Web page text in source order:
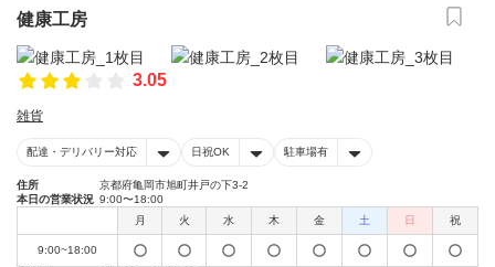
健康工房
3.05
雑貨
配達・デリバリー対応 日祝OK 駐車場有
住所
京都府亀岡市旭町井戸の下3-2
本日の営業状況 9:00〜18:00
月
火 水 木 金 土 日 祝
9:00~18:00